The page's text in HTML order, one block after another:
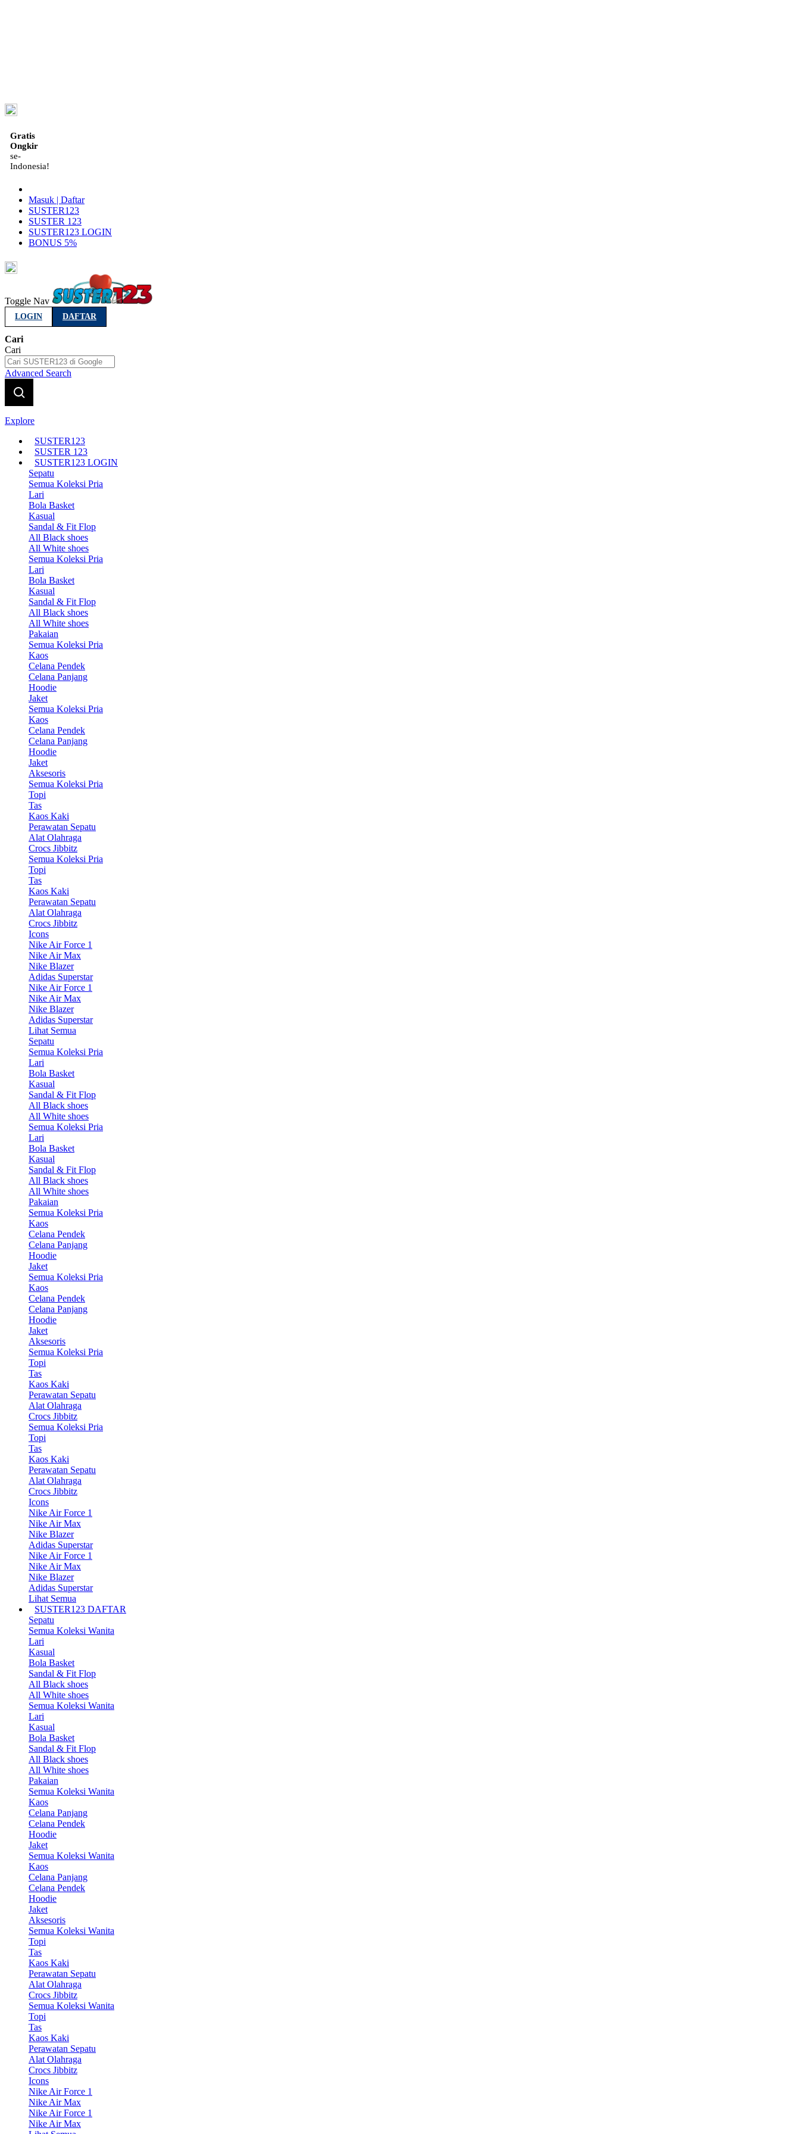
Gratis
Ongkir
se-
Indonesia!
Masuk | Daftar
SUSTER123
SUSTER 123
SUSTER123 LOGIN
BONUS 5%
Toggle Nav
LOGIN DAFTAR
Cari
Cari
Advanced Search
Explore
SUSTER123
SUSTER 123
SUSTER123 LOGIN
Sepatu
Semua Koleksi Pria
Lari
Bola Basket
Kasual
Sandal & Fit Flop
All Black shoes
All White shoes
Semua Koleksi Pria
Lari
Bola Basket
Kasual
Sandal & Fit Flop
All Black shoes
All White shoes
Pakaian
Semua Koleksi Pria
Kaos
Celana Pendek
Celana Panjang
Hoodie
Jaket
Semua Koleksi Pria
Kaos
Celana Pendek
Celana Panjang
Hoodie
Jaket
Aksesoris
Semua Koleksi Pria
Topi
Tas
Kaos Kaki
Perawatan Sepatu
Alat Olahraga
Crocs Jibbitz
Semua Koleksi Pria
Topi
Tas
Kaos Kaki
Perawatan Sepatu
Alat Olahraga
Crocs Jibbitz
Icons
Nike Air Force 1
Nike Air Max
Nike Blazer
Adidas Superstar
Nike Air Force 1
Nike Air Max
Nike Blazer
Adidas Superstar
Lihat Semua
Sepatu
Semua Koleksi Pria
Lari
Bola Basket
Kasual
Sandal & Fit Flop
All Black shoes
All White shoes
Semua Koleksi Pria
Lari
Bola Basket
Kasual
Sandal & Fit Flop
All Black shoes
All White shoes
Pakaian
Semua Koleksi Pria
Kaos
Celana Pendek
Celana Panjang
Hoodie
Jaket
Semua Koleksi Pria
Kaos
Celana Pendek
Celana Panjang
Hoodie
Jaket
Aksesoris
Semua Koleksi Pria
Topi
Tas
Kaos Kaki
Perawatan Sepatu
Alat Olahraga
Crocs Jibbitz
Semua Koleksi Pria
Topi
Tas
Kaos Kaki
Perawatan Sepatu
Alat Olahraga
Crocs Jibbitz
Icons
Nike Air Force 1
Nike Air Max
Nike Blazer
Adidas Superstar
Nike Air Force 1
Nike Air Max
Nike Blazer
Adidas Superstar
Lihat Semua
SUSTER123 DAFTAR
Sepatu
Semua Koleksi Wanita
Lari
Kasual
Bola Basket
Sandal & Fit Flop
All Black shoes
All White shoes
Semua Koleksi Wanita
Lari
Kasual
Bola Basket
Sandal & Fit Flop
All Black shoes
All White shoes
Pakaian
Semua Koleksi Wanita
Kaos
Celana Panjang
Celana Pendek
Hoodie
Jaket
Semua Koleksi Wanita
Kaos
Celana Panjang
Celana Pendek
Hoodie
Jaket
Aksesoris
Semua Koleksi Wanita
Topi
Tas
Kaos Kaki
Perawatan Sepatu
Alat Olahraga
Crocs Jibbitz
Semua Koleksi Wanita
Topi
Tas
Kaos Kaki
Perawatan Sepatu
Alat Olahraga
Crocs Jibbitz
Icons
Nike Air Force 1
Nike Air Max
Nike Air Force 1
Nike Air Max